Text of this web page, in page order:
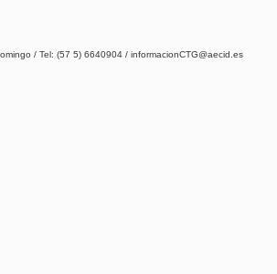
/ Tel: (57 5) 6640904 / informacionCTG@aecid.es